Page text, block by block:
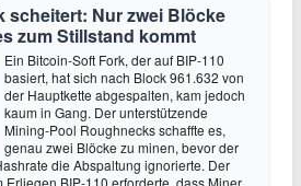
scheitert: Nur zwei Blöcke
zum Stillstand kommt
Ein Bitcoin-Soft Fork, der auf BIP-110
basiert, hat sich nach Block 961.632 von
der Hauptkette abgespalten, kam jedoch
kaum in Gang. Der unterstützende
Mining-Pool Roughnecks schaffte es,
genau zwei Blöcke zu minen, bevor der
die Abspaltung ignorierte. Der
Erliegen BIP-110 erforderte, dass Miner